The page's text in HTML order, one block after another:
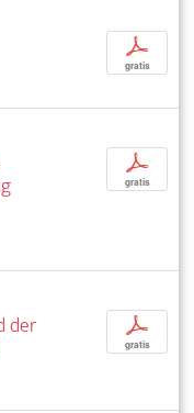
p
gratis
p
gratis
der
p
gratis